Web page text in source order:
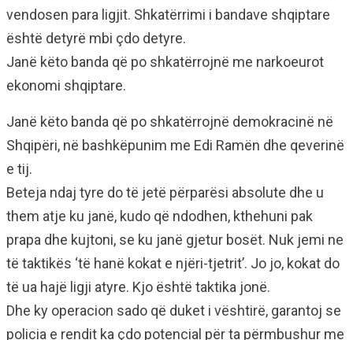
vendosen para ligjit. Shkatërrimi i bandave shqiptare
është detyrë mbi çdo detyre.
Janë këto banda që po shkatërrojnë me narkoeurot
ekonomi shqiptare.
Janë këto banda që po shkatërrojnë demokracinë në
Shqipëri, në bashkëpunim me Edi Ramën dhe qeverinë
e tij.
Beteja ndaj tyre do të jetë përparësi absolute dhe u
them atje ku janë, kudo që ndodhen, kthehuni pak
prapa dhe kujtoni, se ku janë gjetur bosët. Nuk jemi ne
të taktikës ‘të hanë kokat e njëri-tjetrit’. Jo jo, kokat do
të ua hajë ligji atyre. Kjo është taktika jonë.
Dhe ky operacion sado që duket i vështirë, garantoj se
policia e rendit ka çdo potencial për ta përmbushur me